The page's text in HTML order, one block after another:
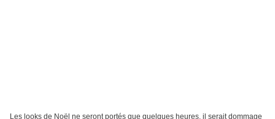
Les looks de Noël ne seront portés que quelques heures, il serait dommage